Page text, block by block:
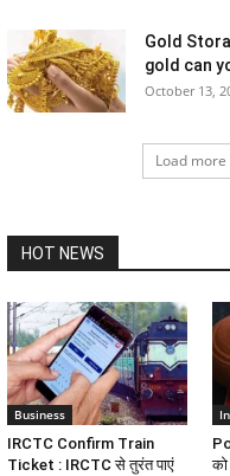
Gold
gold can
October 13,
Load more
HOT NEWS
Business
IRCTC Confirm Train
Ticket : IRCTC से तुरंत पाएं